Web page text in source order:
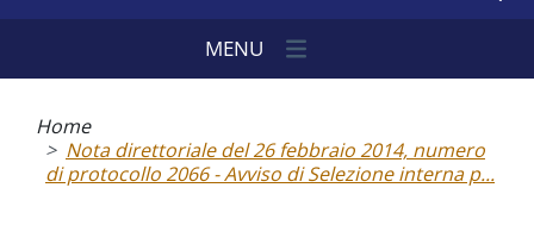
MENU
pane
Home
Nota direttoriale del 26 febbraio 2014, numero
di protocollo 2066 - Avviso di Selezione interna p...